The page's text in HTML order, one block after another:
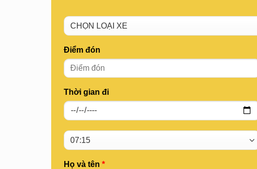
Điểm đón
Thời gian đi
Họ và tên *